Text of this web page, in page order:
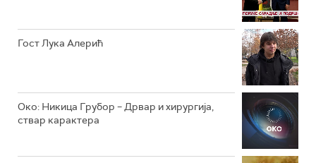
Гост Лука Алерић
Око: Никица Грубор – Дрвар и хирургија,
ствар карактера